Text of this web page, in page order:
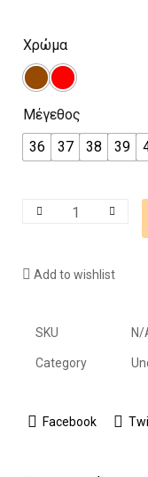
Χρώμα
Μέγεθος
36
37 38 39
Add to wishlist
SKU N/
Category
Facebook